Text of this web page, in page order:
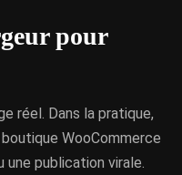
pour
réel. Dans la pratique,
WooCommerce
une publication virale.